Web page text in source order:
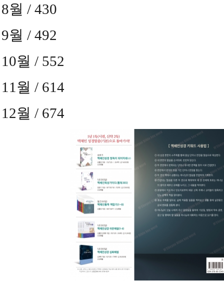
8월 / 430
9월 / 492
10월 / 552
11 월 / 614
12월 / 674